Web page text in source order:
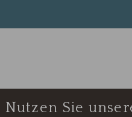
Nutzen Sie